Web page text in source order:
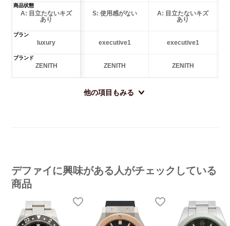
商品状態
A: 目立たないキズ
あり
S: 使用感がない
A: 目立たないキズ
あり
プラン
luxury executive1 executive1
ブランド
ZENITH ZENITH ZENITH
他の項目もみる
デファイに興味がある人がチェックしている
商品